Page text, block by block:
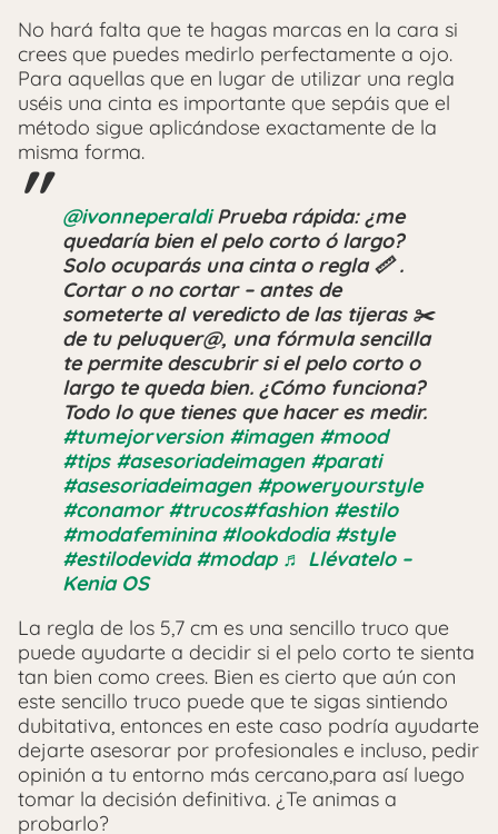
No hará falta que te hagas marcas en la cara si
crees que puedes medirlo perfectamente a ojo.
Para aquellas que en lugar de utilizar una regla
uséis una cinta es importante que sepáis que el
método sigue aplicándose exactamente de la
misma forma.
@ivonneperaldiPrueba rápida: ¿me
quedaría bien el pelo corto ó largo?
Solo ocuparás una cinta o regla 📏 .
Cortar o no cortar – antes de
someterte al veredicto de las tijeras ✂️
de tu peluquer@, una fórmula sencilla
te permite descubrir si el pelo corto o
largo te queda bien. ¿Cómo funciona?
Todo lo que tienes que hacer es medir.
#tumejorversion #imagen #mood
#tips #asesoriadeimagen #parati
#asesoriadeimagen #poweryourstyle
#conamor #trucos#fashion #estilo
#modafeminina #lookdodia #style
#estilodevida #modap ♬ Llévatelo –
Kenia OS
La regla de los 5,7 cm es una sencillo truco que
puede ayudarte a decidir si el pelo corto te sienta
tan bien como crees. Bien es cierto que aún con
este sencillo truco puede que te sigas sintiendo
dubitativa, entonces en este caso podría ayudarte
dejarte asesorar por profesionales e incluso, pedir
opinión a tu entorno más cercano,para así luego
tomar la decisión definitiva. ¿Te animas a
probarlo?